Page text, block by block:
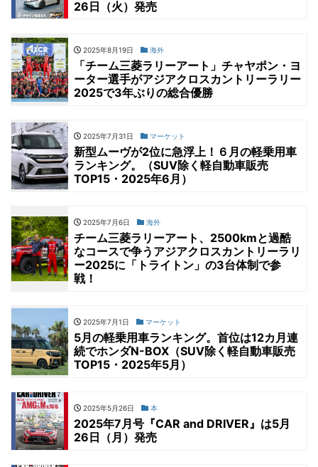
26日（火）発売
2025年8月19日 海外
「チーム三菱ラリーアート」チャヤポン・ヨ
ーター選手がアジアクロスカントリーラリー
2025で3年ぶりの総合優勝
2025年7月31日 マーケット
新型ムーヴが2位に急浮上！６月の軽乗用車
ランキング。（SUV除く軽自動車販売
TOP15・2025年6月）
2025年7月6日 海外
チーム三菱ラリーアート、2500kmと過酷
なコースで争うアジアクロスカントリーラリ
ー2025に「トライトン」の3台体制で参
戦！
2025年7月1日 マーケット
5月の軽乗用車ランキング。首位は12カ月連
続でホンダN-BOX（SUV除く軽自動車販売
TOP15・2025年5月）
2025年5月26日 本
2025年7月号『CAR and DRIVER』は5月
26日（月）発売